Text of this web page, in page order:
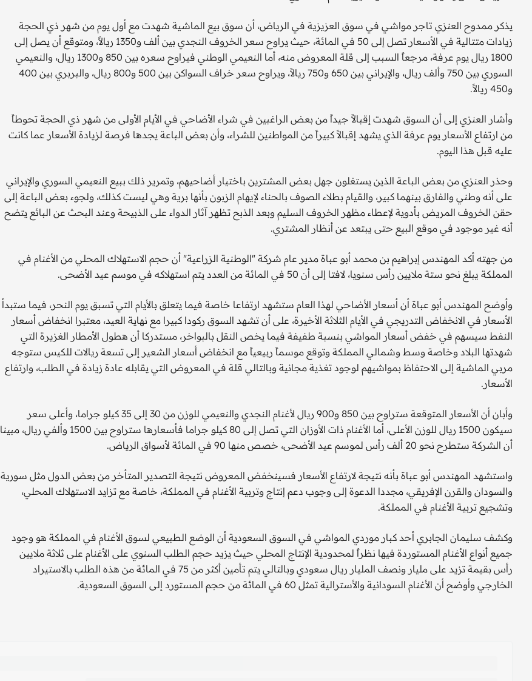
يذكر ممدوح العنزي تاجر مواشي في سوق العزيزية في الرياض، أن سوق بيع الماشية شهدت مع أول يوم من شهر ذي الحجة
زيادات متتالية في الأسعار تصل إلى 50 في المائة، حيث يراوح سعر الخروف النجدي بين ألف و1350 ريالاً، ومتوقع أن يصل إلى
1800 ريال يوم عرفة، مرجعاً السبب إلى قلة المعروض منه، أما النعيمي الوطني فيراوح سعره بين 850 و1300 ريال، والنعيمي
السوري بين 750 وألف ريال، والإيراني بين 650 و750 ريالاً، ويراوح سعر خراف السواكن بين 500 و800 ريال، والبربري بين 400
و450 ريالاً.
وأشار العنزي إلى أن السوق شهدت إقبالاً جيداً من بعض الراغبين في شراء الأضاحي في الأيام الأولى من شهر ذي الحجة تحوطاً
من ارتفاع الأسعار يوم عرفة الذي يشهد إقبالاً كبيراً من المواطنين للشراء، وأن بعض الباعة يجدها فرصة لزيادة الأسعار عما كانت
عليه قبل هذا اليوم.
وحذر العنزي من بعض الباعة الذين يستغلون جهل بعض المشترين باختيار أضاحيهم، وتمرير ذلك ببيع النعيمي السوري والإيراني
على أنه وطني والفارق بينهما كبير، والقيام بطلاء الصوف بالحناء لإيهام الزبون بأنها برية وهي ليست كذلك، ولجوء بعض الباعة إلى
حقن الخروف المريض بأدوية لإعطاء مظهر الخروف السليم وبعد الذبح تظهر آثار الدواء على الذبيحة وعند البحث عن البائع يتضح
أنه غير موجود في موقع البيع حتى يبتعد عن أنظار المشتري.
من جهته أكد المهندس إبراهيم بن محمد أبو عباة مدير عام شركة "الوطنية الزراعية" أن حجم الاستهلاك المحلي من الأغنام في
المملكة يبلغ نحو ستة ملايين رأس سنويا، لافتا إلى أن 50 في المائة من العدد يتم استهلاكه في موسم عيد الأضحى.
وأوضح المهندس أبو عباة أن أسعار الأضاحي لهذا العام ستشهد ارتفاعا خاصة فيما يتعلق بالأيام التي تسبق يوم النحر، فيما ستبدأ
الأسعار في الانخفاض التدريجي في الأيام الثلاثة الأخيرة، على أن تشهد السوق ركودا كبيرا مع نهاية العيد، معتبرا انخفاض أسعار
النفط سيسهم في خفض أسعار المواشي بنسبة طفيفة فيما يخص النقل بالبواخر، مستدركا أن هطول الأمطار الغزيرة التي
شهدتها البلاد وخاصة وسط وشمالي المملكة وتوقع موسماً ربيعياً مع انخفاض أسعار الشعير إلى تسعة ريالات للكيس ستوجه
مربي الماشية إلى الاحتفاظ بمواشيهم لوجود تغذية مجانية وبالتالي قلة في المعروض التي يقابله عادة زيادة في الطلب، وارتفاع
الأسعار.
وأبان أن الأسعار المتوقعة ستراوح بين 850 و900 ريال لأغنام النجدي والنعيمي للوزن من 30 إلى 35 كيلو جراما، وأعلى سعر
سيكون 1500 ريال للوزن الأعلى، أما الأغنام ذات الأوزان التي تصل إلى 80 كيلو جراما فأسعارها ستراوح بين 1500 وألفي ريال، مبينا
أن الشركة ستطرح نحو 20 ألف رأس لموسم عيد الأضحى، خصص منها 90 في المائة لأسواق الرياض.
واستشهد المهندس أبو عباة بأنه نتيجة لارتفاع الأسعار فسينخفض المعروض نتيجة التصدير المتأخر من بعض الدول مثل سورية
والسودان والقرن الإفريقي، مجددا الدعوة إلى وجوب دعم إنتاج وتربية الأغنام في المملكة، خاصة مع تزايد الاستهلاك المحلي،
وتشجيع تربية الأغنام في المملكة.
وكشف سليمان الجابري أحد كبار موردي المواشي في السوق السعودية أن الوضع الطبيعي لسوق الأغنام في المملكة هو وجود
جميع أنواع الأغنام المستوردة فيها نظراً لمحدودية الإنتاج المحلي حيث يزيد حجم الطلب السنوي على الأغنام على ثلاثة ملايين
رأس بقيمة تزيد على مليار ونصف المليار ريال سعودي وبالتالي يتم تأمين أكثر من 75 في المائة من هذه الطلب بالاستيراد
الخارجي وأوضح أن الأغنام السودانية والأسترالية تمثل 60 في المائة من حجم المستورد إلى السوق السعودية.